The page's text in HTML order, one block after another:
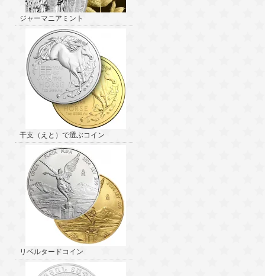
ジャーマニアミント
干支（えと）で選ぶコイン
リベルタードコイン